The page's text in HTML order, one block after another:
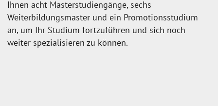
Ihnen acht Masterstudiengänge, sechs
Weiterbildungsmaster und ein Promotionsstudium
an, um Ihr Studium fortzuführen und sich noch
weiter spezialisieren zu können.